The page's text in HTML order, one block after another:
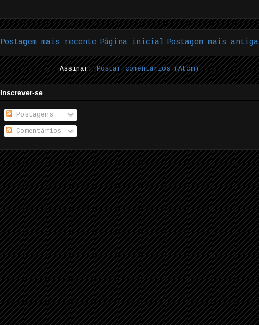
Postagem mais recente Postagem mais antiga
Página inicial
Assinar:Postar comentários (Atom)
Inscrever-se
Postagens
Comentários